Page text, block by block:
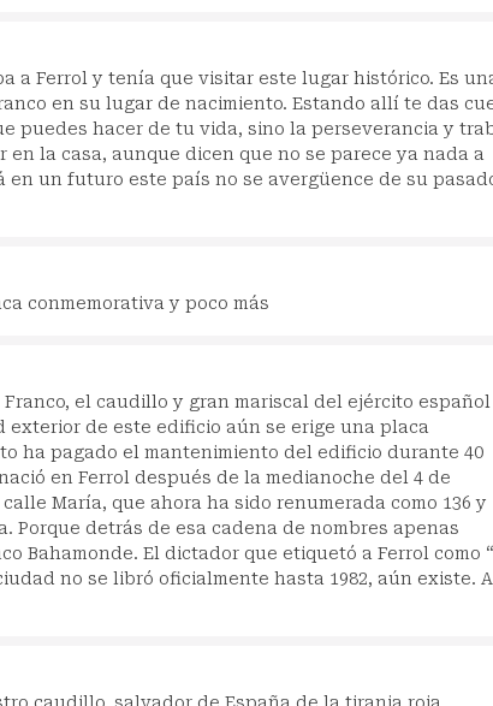
a Ferrol y tenía que visitar este lugar histórico. Es
en su lugar de nacimiento. Estando allí te das
puedes hacer de tu vida, sino la perseverancia y
la casa, aunque dicen que no se parece ya nada a
un futuro este país no se avergüence de su
conmemorativa y poco más
el caudillo y gran mariscal del ejército español
exterior de este edificio aún se erige una placa
ha pagado el mantenimiento del edificio durante 40
en Ferrol después de la medianoche del 4 de
María, que ahora ha sido renumerada como 136 y
detrás de esa cadena de nombres apenas
Bahamonde. El dictador que etiquetó a Ferrol como
no se libró oficialmente hasta 1982, aún existe.
caudillo, salvador de España de la tirania roja.